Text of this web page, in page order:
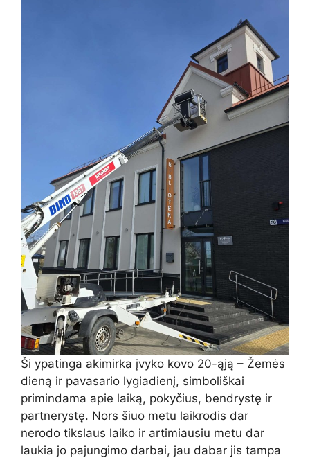
Ši ypatinga akimirka įvyko kovo 20-ąją – Žemės
dieną ir pavasario lygiadienį, simboliškai
primindama apie laiką, pokyčius, bendrystę ir
partnerystę. Nors šiuo metu laikrodis dar
nerodo tikslaus laiko ir artimiausiu metu dar
laukia jo pajungimo darbai, jau dabar jis tampa